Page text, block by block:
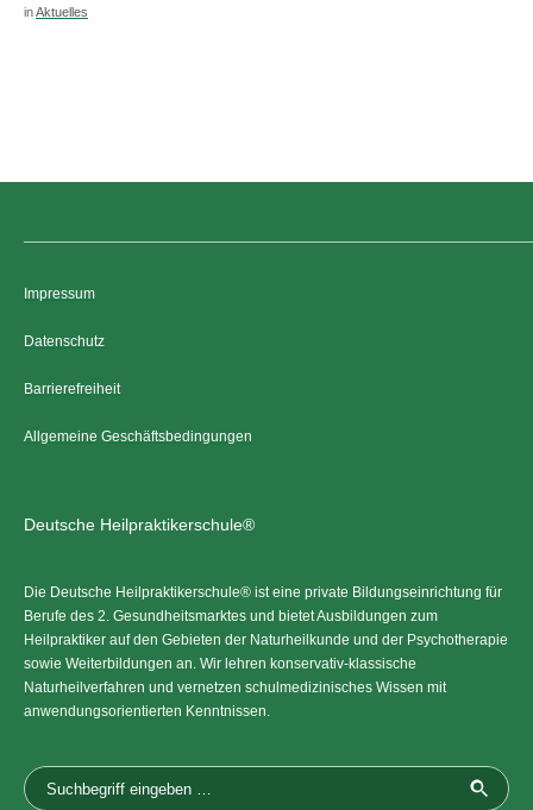
inAktuelles
Impressum
Datenschutz
Barrierefreiheit
Allgemeine Geschäftsbedingungen
Deutsche Heilpraktikerschule®
Die Deutsche Heilpraktikerschule® ist eine private Bildungseinrichtung für
Berufe des 2. Gesundheitsmarktes und bietet Ausbildungen zum
Heilpraktiker auf den Gebieten der Naturheilkunde und der Psychotherapie
sowie Weiterbildungen an. Wir lehren konservativ-klassische
Naturheilverfahren und vernetzen schulmedizinisches Wissen mit
anwendungsorientierten Kenntnissen.